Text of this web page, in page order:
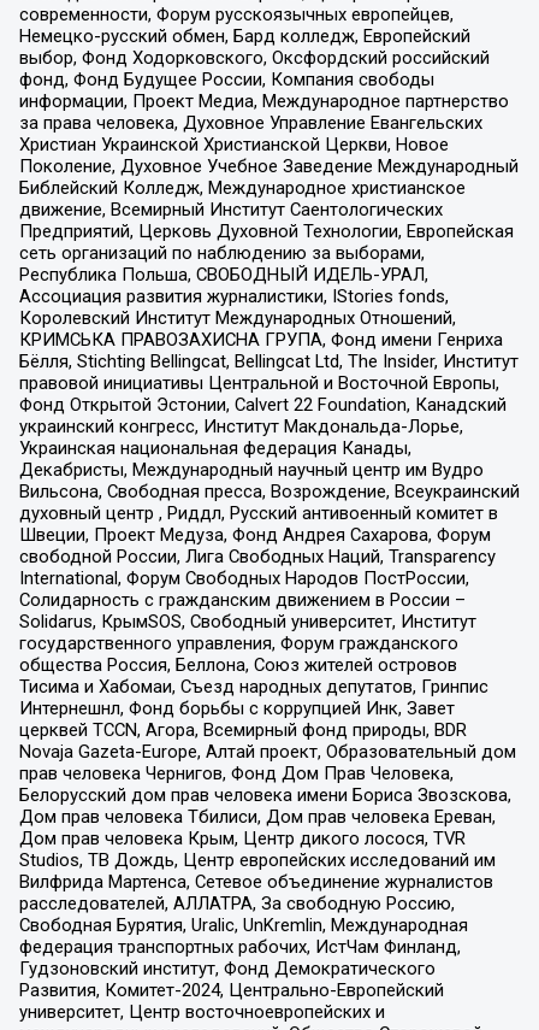
современности, Форум русскоязычных европейцев,
Немецко-русский обмен, Бард колледж, Европейский
выбор, Фонд Ходорковского, Оксфордский российский
фонд, Фонд Будущее России, Компания свободы
информации, Проект Медиа, Международное партнерство
за права человека, Духовное Управление Евангельских
Христиан Украинской Христианской Церкви, Новое
Поколение, Духовное Учебное Заведение Международный
Библейский Колледж, Международное христианское
движение, Всемирный Институт Саентологических
Предприятий, Церковь Духовной Технологии, Европейская
сеть организаций по наблюдению за выборами,
Республика Польша, СВОБОДНЫЙ ИДЕЛЬ-УРАЛ,
Ассоциация развития журналистики, IStories fonds,
Королевский Институт Международных Отношений,
КРИМСЬКА ПРАВОЗАХИСНА ГРУПА, Фонд имени Генриха
Бёлля, Stichting Bellingcat, Bellingcat Ltd, The Insider, Институт
правовой инициативы Центральной и Восточной Европы,
Фонд Открытой Эстонии, Calvert 22 Foundation, Канадский
украинский конгресс, Институт Макдональда-Лорье,
Украинская национальная федерация Канады,
Декабристы, Международный научный центр им Вудро
Вильсона, Свободная пресса, Возрождение, Всеукраинский
духовный центр , Риддл, Русский антивоенный комитет в
Швеции, Проект Медуза, Фонд Андрея Сахарова, Форум
свободной России, Лига Свободных Наций, Transparеncy
International, Форум Свободных Народов ПостРоссии,
Солидарность с гражданским движением в России –
Solidarus, КрымSOS, Свободный университет, Институт
государственного управления, Форум гражданского
общества Россия, Беллона, Союз жителей островов
Тисима и Хабомаи, Съезд народных депутатов, Гринпис
Интернешнл, Фонд борьбы с коррупцией Инк, Завет
церквей TCCN, Агора, Всемирный фонд природы, BDR
Novaja Gazeta-Europe, Алтай проект, Образовательный дом
прав человека Чернигов, Фонд Дом Прав Человека,
Белорусский дом прав человека имени Бориса Звозскова,
Дом прав человека Тбилиси, Дом прав человека Ереван,
Дом прав человека Крым, Центр дикого лосося, TVR
Studios, ТВ Дождь, Центр европейских исследований им
Вилфрида Мартенса, Сетевое объединение журналистов
расследователей, АЛЛАТРА, За свободную Россию,
Свободная Бурятия, Uralic, UnKremlin, Международная
федерация транспортных рабочих, ИстЧам Финланд,
Гудзоновский институт, Фонд Демократического
Развития, Комитет-2024, Центрально-Европейский
университет, Центр восточноевропейских и